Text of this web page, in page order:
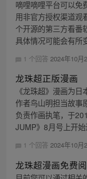
嘀哩嘀哩平台可以免
用非官方授权渠道观
个开源的第三方看番
具体情况可能会有所
1 个回答 2024年10月
龙珠超正版漫画
《龙珠超》漫画为
作者鸟山明担当故事
负责作画执笔，于
JUMP》8月号上开始
1 个回答 2024年10月
龙珠超漫画免费